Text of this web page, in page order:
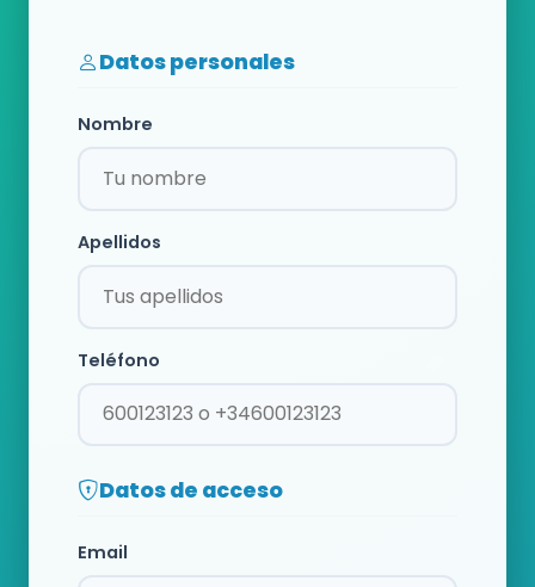
Datos personales
Nombre
Apellidos
Teléfono
Datos de acceso
Email